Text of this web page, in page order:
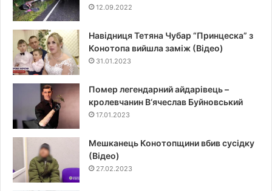
12.09.2022
Навідниця Тетяна Чубар “Принцеска” з
Конотопа вийшла заміж (Відео)
31.01.2023
Помер легендарний айдарівець –
кролевчанин В‘ячеслав Буйновський
17.01.2023
Мешканець Конотопщини вбив сусідку
(Відео)
27.02.2023